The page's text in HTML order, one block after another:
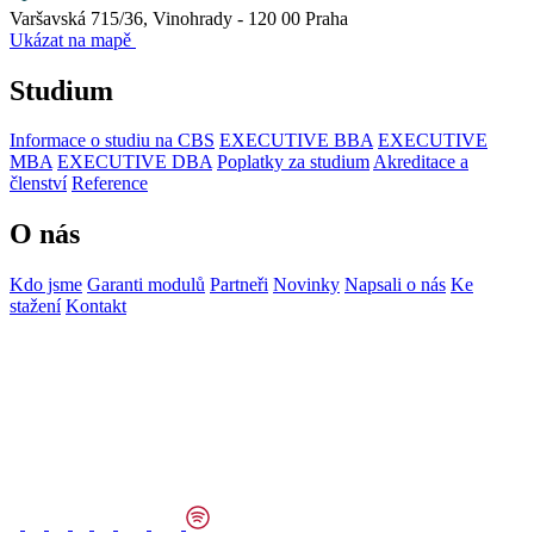
Varšavská 715/36, Vinohrady - 120 00 Praha
Ukázat na mapě
Studium
Informace o studiu na CBS EXECUTIVE BBA EXECUTIVE
MBA EXECUTIVE DBA Poplatky za studiumAkreditace a
členství Reference
O nás
Kdo jsme Garanti modulů Partneři Novinky Napsali o nás Ke
stažení Kontakt